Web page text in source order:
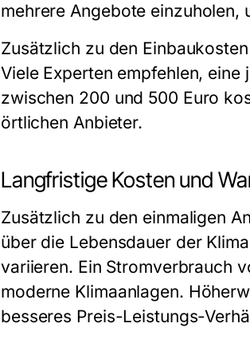
mehrere Angebote einzuholen,
Zusätzlich zu den
Viele Experten empfehlen,
zwischen 200 und 500 Euro
örtlichen Anbieter.
Langfristige Kosten und
Zusätzlich zu den einmaligen
über die Lebensdauer der
variieren. Ein Stromverbrauch
moderne Klimaanlagen.
besseres Preis-Leistungs-